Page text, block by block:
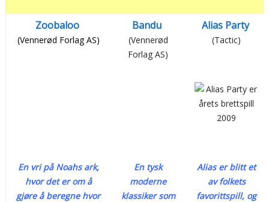
Zoobaloo
(Vennerød Forlag AS)
Bandu
(Vennerød
Forlag AS)
Alias Party
(Tactic)
En vri på Noahs ark,
hvor det er om å
gjøre å beregne hvor
En tysk
moderne
klassiker som
Alias er blitt et
av folkets
favorittspill, og